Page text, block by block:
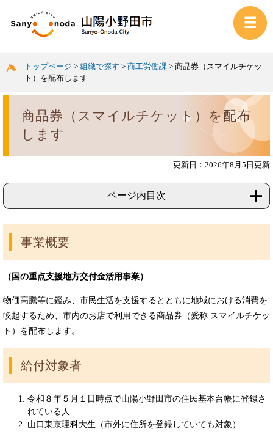
トップページ > 組織で探す > 商工労働課 > 商品券（スマイルチケッ
ト）を配布します
商品券（スマイルチケット）を配布
します
更新日：2026年8月5日更新
ページ内目次
事業概要
（国の重点支援地方交付金活用事業）
物価高騰等に鑑み、市民生活を支援するとともに地域における消費を
喚起するため、市内のお店で利用できる商品券（愛称 スマイルチケッ
ト）を配布します。
給付対象者
令和８年５月１日時点で山陽小野田市の住民基本台帳に登録さ
れている人
山口東京理科大生（市外に住所を登録していても対象）